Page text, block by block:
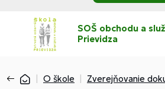
SOŠ obchodu a
Prievidza
O škole Zverejňovanie